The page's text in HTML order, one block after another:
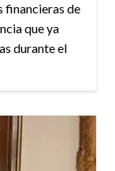
financieras de
que ya
durante el